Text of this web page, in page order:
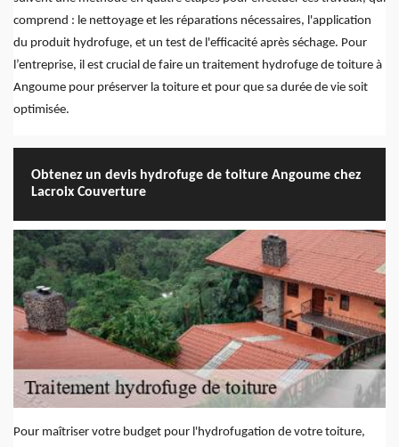
comprend : le nettoyage et les réparations nécessaires, l'application
du produit hydrofuge, et un test de l'efficacité après séchage. Pour
l’entreprise, il est crucial de faire un traitement hydrofuge de toiture à
Angoume pour préserver la toiture et pour que sa durée de vie soit
optimisée.
Obtenez un devis hydrofuge de toiture Angoume chez
Lacroix Couverture
Pour maîtriser votre budget pour l'hydrofugation de votre toiture,